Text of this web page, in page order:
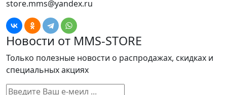
store.mms@yandex.ru
Новости от MMS-STORE
Только полезные новости о распродажах, скидках и
специальных акциях